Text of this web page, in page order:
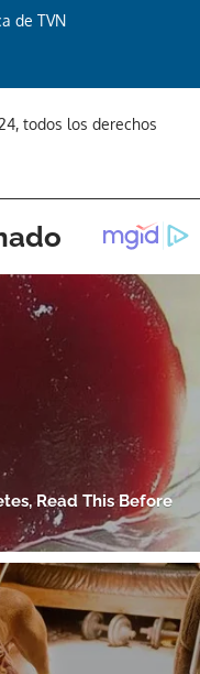
de TVN
todos los derechos